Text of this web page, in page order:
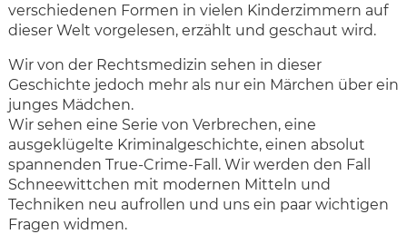
verschiedenen Formen in vielen Kinderzimmern auf
dieser Welt vorgelesen, erzählt und geschaut wird.
Wir von der Rechtsmedizin sehen in dieser
Geschichte jedoch mehr als nur ein Märchen über ein
junges Mädchen.
Wir sehen eine Serie von Verbrechen, eine
ausgeklügelte Kriminalgeschichte, einen absolut
spannenden True-Crime-Fall. Wir werden den Fall
Schneewittchen mit modernen Mitteln und
Techniken neu aufrollen und uns ein paar wichtigen
Fragen widmen.